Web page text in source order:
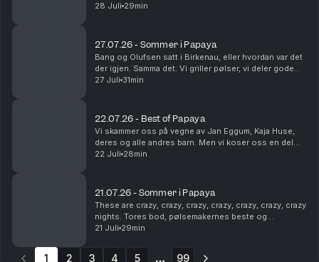
28 Juli 29min
27.07.26 - Sommer i Papaya
Bang og Olufsen satt i Birkenau, eller hvordan var det
der igjen. Samma det. Vi griller pølser, vi deler gode
sommerminner og vi tømmer postkassa vår. Det er fint.
27 Juli 31min
22.07.26 - Best of Papaya
Vi skammer oss på vegne av Jan Eggum, Kaja Huse,
deres og alle andres barn. Men vi koser oss en del
med høydepunkter fra sesongen som gikk.
22 Juli 28min
21.07.26 - Sommer i Papaya
These are crazy, crazy, crazy, crazy, crazy, crazy, crazy
nights. Tores bod, pølsemakernes beste og
livreddende førstehjelp. Snakkes!
21 Juli 29min
1 2 3 4 5 99